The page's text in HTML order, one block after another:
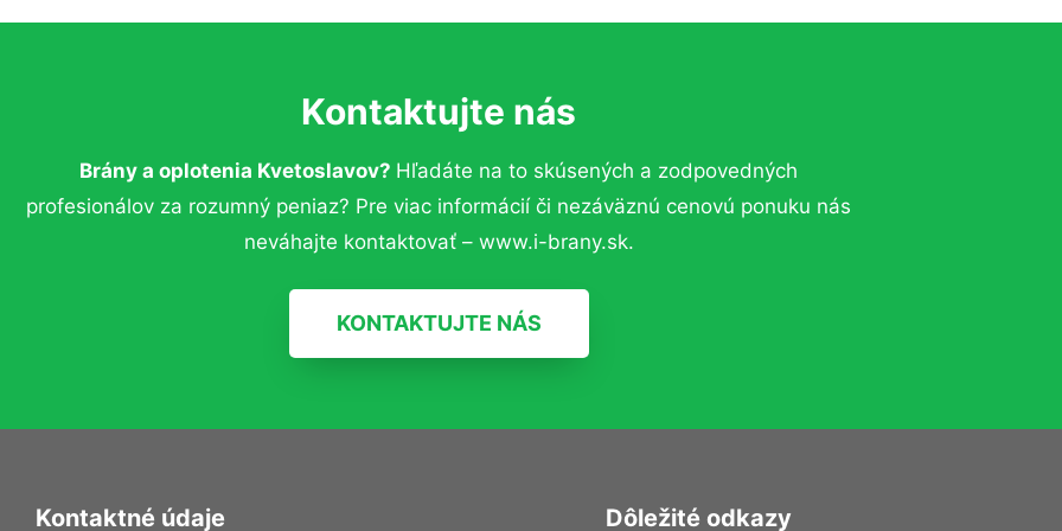
Kontaktujte nás
Brány a oplotenia Kvetoslavov? Hľadáte na to skúsených a zodpovedných
profesionálov za rozumný peniaz? Pre viac informácií či nezáväznú cenovú ponuku nás
neváhajte kontaktovať – www.i-brany.sk.
KONTAKTUJTE NÁS
Kontaktné údaje Dôležité odkazy